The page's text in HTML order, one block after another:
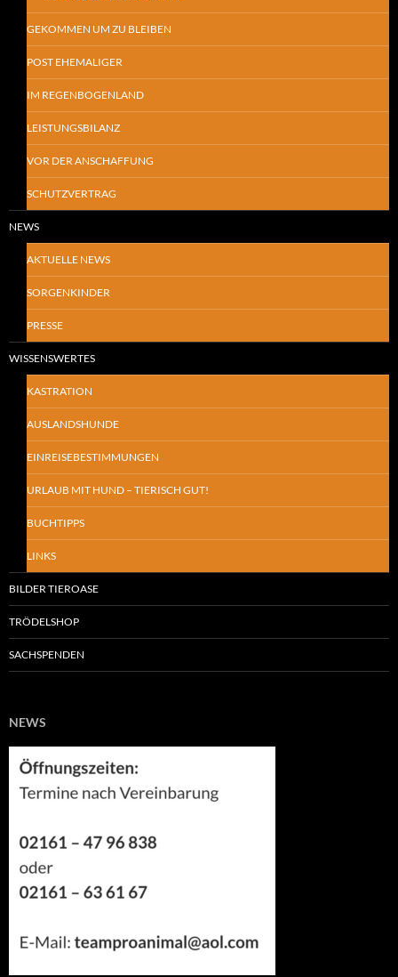
GEKOMMEN UM ZU BLEIBEN
POST EHEMALIGER
IM REGENBOGENLAND
LEISTUNGSBILANZ
VOR DER ANSCHAFFUNG
SCHUTZVERTRAG
NEWS
AKTUELLE NEWS
SORGENKINDER
PRESSE
WISSENSWERTES
KASTRATION
AUSLANDSHUNDE
EINREISEBESTIMMUNGEN
URLAUB MIT HUND – TIERISCH GUT!
BUCHTIPPS
LINKS
BILDER TIEROASE
TRÖDELSHOP
SACHSPENDEN
NEWS